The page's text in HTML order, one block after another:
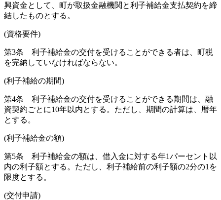
興資金として、町が取扱金融機関と利子補給金支払契約を締
結したものとする。
(資格要件)
第3条
利子補給金の交付を受けることができる者は、町税
を完納していなければならない。
(利子補給の期間)
第4条
利子補給金の交付を受けることができる期間は、融
資契約ごとに10年以内とする。 ただし、期間の計算は、暦年
とする。
(利子補給金の額)
第5条
利子補給金の額は、借入金に対する年1パーセント以
内の利子額とする。 ただし、利子補給前の利子額の2分の1を
限度とする。
(交付申請)